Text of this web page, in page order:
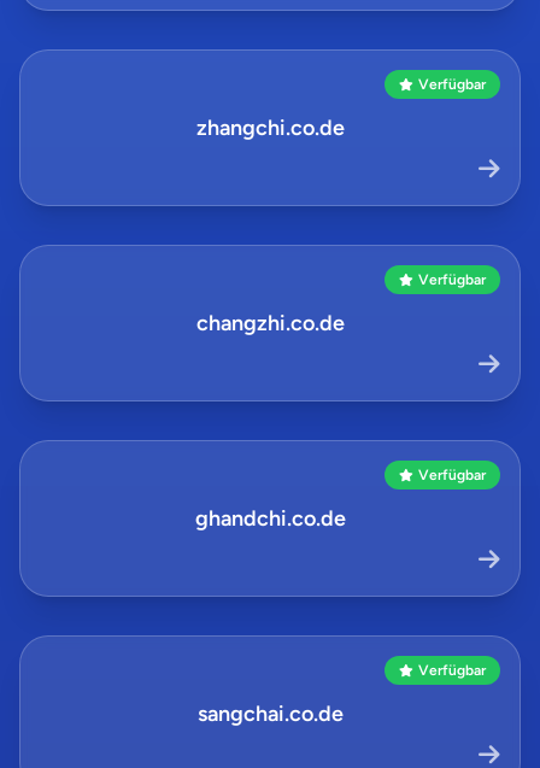
Verfügbar
zhangchi.co.de
Verfügbar
changzhi.co.de
Verfügbar
ghandchi.co.de
Verfügbar
sangchai.co.de